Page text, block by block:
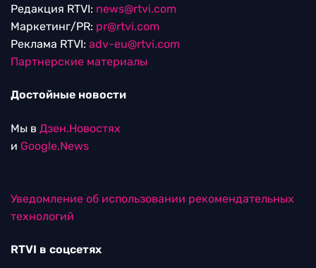
Редакция RTVI: news@rtvi.com
Маркетинг/PR: pr@rtvi.com
Реклама RTVI: adv-eu@rtvi.com
Партнерские материалы
Достойные новости
Мы в Дзен.Новостях
и Google.News
Уведомление об использовании рекомендательных
технологий
RTVI в соцсетях